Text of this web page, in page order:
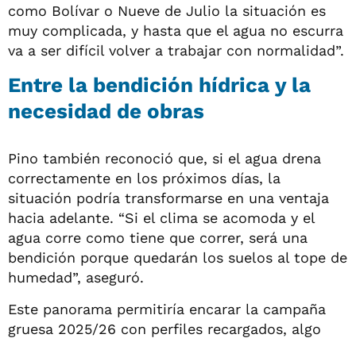
como Bolívar o Nueve de Julio la situación es
muy complicada, y hasta que el agua no escurra
va a ser difícil volver a trabajar con normalidad”.
Entre la bendición hídrica y la
necesidad de obras
Pino también reconoció que, si el agua drena
correctamente en los próximos días, la
situación podría transformarse en una ventaja
hacia adelante. “Si el clima se acomoda y el
agua corre como tiene que correr, será una
bendición porque quedarán los suelos al tope de
humedad”, aseguró.
Este panorama permitiría encarar la campaña
gruesa 2025/26 con perfiles recargados, algo